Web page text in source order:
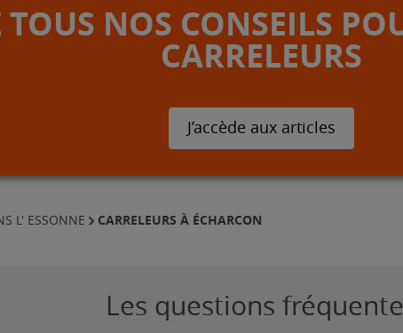
TOUS NOS CONSEILS
CARRELEURS
J’accède aux articles
L' ESSONNE CARRELEURS À ÉCHARCON
Les questions